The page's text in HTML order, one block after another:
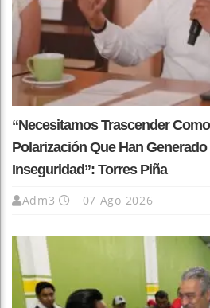
“Necesitamos Trascender
Polarización Que Han
Inseguridad”: Torres Piña
Adm3 07 Ago 2026